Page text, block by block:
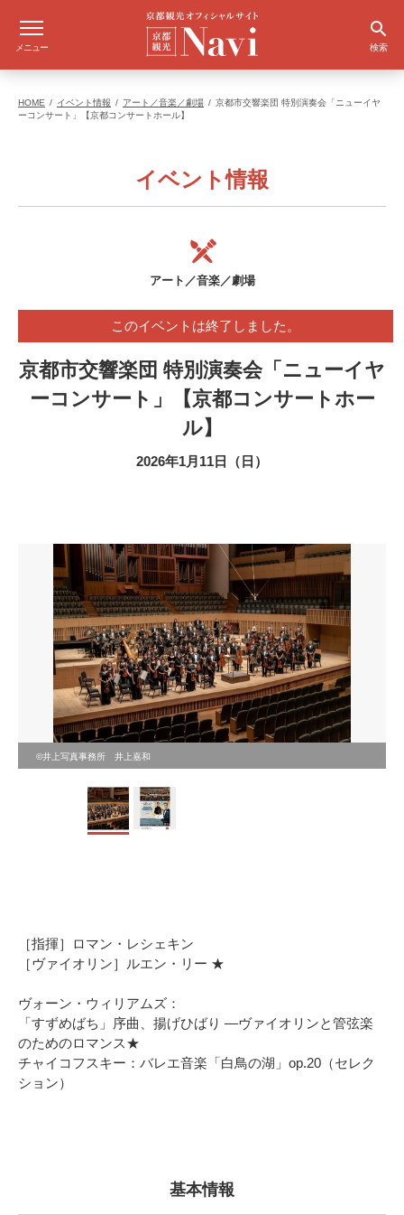
メニュー 検索
HOME イベント情報 アート／音楽／劇場
京都市交響楽団 特別演奏会「ニューイヤ
ーコンサート」【京都コンサートホール】
イベント情報
アート／音楽／劇場
このイベントは終了しました。
京都市交響楽団 特別演奏会「ニューイヤ
ーコンサート」【京都コンサートホー
ル】
2026年1月11日（日）
©井上写真事務所 井上嘉和
［指揮］ロマン・レシェキン
［ヴァイオリン］ルエン・リー ★
ヴォーン・ウィリアムズ：
「すずめばち」序曲、揚げひばり ―ヴァイオリンと管弦楽
のためのロマンス★
チャイコフスキー：バレエ音楽「白鳥の湖」op.20（セレク
ション）
基本情報